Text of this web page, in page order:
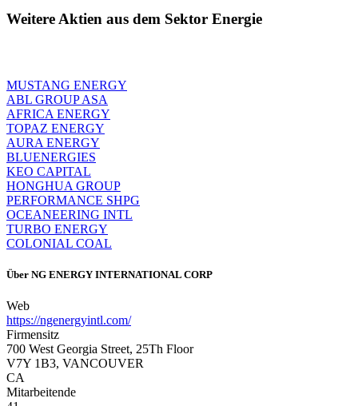
Weitere Aktien aus dem Sektor Energie
MUSTANG ENERGY
ABL GROUP ASA
AFRICA ENERGY
TOPAZ ENERGY
AURA ENERGY
BLUENERGIES
KEO CAPITAL
HONGHUA GROUP
PERFORMANCE SHPG
OCEANEERING INTL
TURBO ENERGY
COLONIAL COAL
Über NG ENERGY INTERNATIONAL CORP
Web
https://ngenergyintl.com/
Firmensitz
700 West Georgia Street, 25Th Floor
V7Y 1B3, VANCOUVER
CA
Mitarbeitende